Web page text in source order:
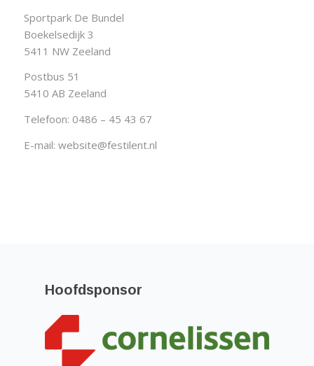
Sportpark De Bundel
Boekelsedijk 3
5411 NW Zeeland
Postbus 51
5410 AB Zeeland
Telefoon: 0486 – 45 43 67
E-mail: website@festilent.nl
Hoofdsponsor